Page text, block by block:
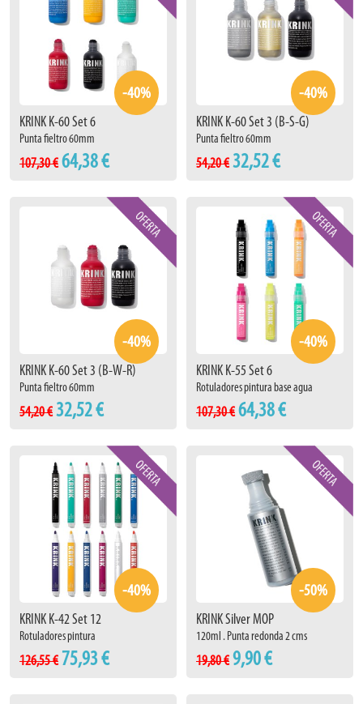
-40%
KRINK K-60 Set 6
Punta fieltro 60mm
107,30 € 64,38 €
-40%
KRINK K-60 Set 3 (B-S-G)
Punta fieltro 60mm
54,20 € 32,52 €
-40%
KRINK K-60 Set 3 (B-W-R)
Punta fieltro 60mm
54,20 € 32,52 €
-40%
KRINK K-55 Set 6
Rotuladores pintura base agua
107,30 € 64,38 €
-40%
KRINK K-42 Set 12
Rotuladores pintura
126,55 € 75,93 €
-50%
KRINK Silver MOP
120ml . Punta redonda 2 cms
19,80 € 9,90 €